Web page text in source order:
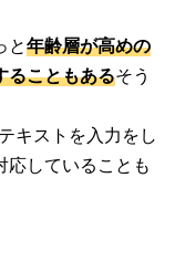
と年齢層が高めの
ることもあるそう
キストを入力をし
応していることも